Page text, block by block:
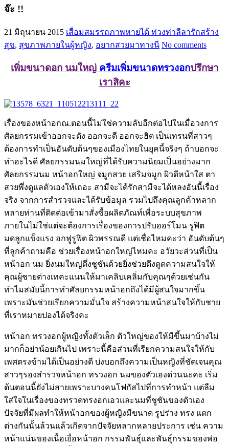
จ๊ะ !!
21 มิถุนายน 2015 เสื่อมสมรรถภาพหายได้ ท่วงท่าลีลารักสร้าง
สุข, สุขภาพภายในผู้หญิง, อยากสวยมาทางนี No comments
เพิ่มขนาดอก นมใหญ่ ครีมเพิ่มขนาดทรวงอกปรึกษา
เราสิคะ
เรื่องของหน้าอกณ.ตอนนี้ไม่ใช่ความลับอีกต่อไปในเมื่อวงการ
ศัลยกรรมเข้าออกจะดัง ออกจะดี ออกจะฮิต เป็นเทรนที่สาวๆ
ต้องการทำเป็นอันดับต้นๆของเมืองไทยในยุคนี้จริงๆ ถ้าบอกจะ
ทำอะไรดี ศัลยกรรมนมใหญ่ที่ได้รับความนิยมเป็นอย่างมาก
ศัลยกรรมนม หน้าอกใหญ่ จมูกสวย เสริมจมูก ผิวดีหน้าใส ตา
สวยพึ่งดูแลตัวเองให้เถอะ สามีจะได้รักสามีจะได้หลงอันนี้เรื่อง
จริง จากการสำรวจและได้รับข้อมูล รวมไปถึงคุณลูกค้าหลาก
หลายท่านที่ติดต่อเข้ามาสั่งซื้อผลิตภัณท์เพื่อระบบสุขภาพ
ภายในไม่ใช่แต่จะต้องการเรื่องของการปรับฮอร์โมน รูฟิต
มดลูกแข็งแรง อกฟูรูฟิต ผิวพรรณดี แต่เชื่อไหมคะว่า อันดับต้นๆ
ที่ลูกค้าถามคือ ช่วยเรื่องหน้าอกใหญ่ไหมคะ อวัยวะส่วนที่เป็น
หน้าอก นม ยิ่งนมใหญ่ตึ่งชูชันด้วยยิ่งช่วยดึงดูดความสนใจให้
คุณผู้ชายต่างเทคะแนนให้มาเคลิบเคลิ่มกับคุณๆด้วยเช่นกัน
ทำไมสมัยนี้การทำศัลยกรรมหน้าอกถึงได้มีผู้สนใจมากขึ้น
เพราะมันช่วยเรียกความมั่นใจ สร้างความหน้าสนใจให้กับชาย
ที่เราหมายปองได้จริงคะ
หน้าอก ทรวงอกผู้หญิงทั้งตัวเล็ก ตัวใหญ่ของให้มีขึ้นมาบ้างไม่
มากก็อย่าน้อยเกินไป เพราะนี้คือส่วนที่เรียกความสนใจให้กับ
เพศตรงข้ามได้เป็นอย่างดี บ่งบอกถึงความเป็นหญิงที่ชัดเจนคุณ
สาวๆรองสำรวจหน้าอก ทรวงอก นมของตัวเองด่วนนะคะ เริ่ม
ต้นตอนนี้ยังไม่สายเพราะบางคนโฟกัสไปที่การทำหน้า แต่ลืม
ใส่ใจในเรื่องของทรวดทรงอกเอวและนมที่ชูชันของตัวเอง
ปัจจัยที่มีผลทำให้หน้าอกของผู้หญิงมีขนาด รูปร่าง ทรง แตก
ต่างกันนั้นล้วนแล้วเกิดจากปัจจัยหลากหลายประการ เช่น ความ
หน้าแน่นของเนื้อเยื่อหน้าอก กรรมพันธุ์และพันธุ์กรรมของพ่อ